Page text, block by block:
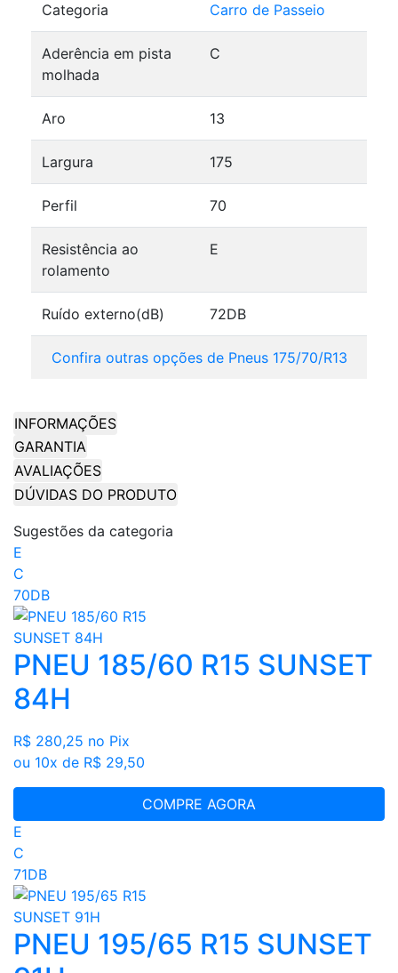
Categoria Carro de Passeio
Aderência em pista
molhada
C
Aro 13
Largura 175
Perfil 70
Resistência ao
rolamento
E
Ruído externo(dB) 72DB
Confira outras opções de Pneus 175/70/R13
INFORMAÇÕES
GARANTIA
AVALIAÇÕES
DÚVIDAS DO PRODUTO
Sugestões da categoria
E
C
70DB
PNEU 185/60 R15 SUNSET
84H
R$ 280,25 no Pix
ou 10x de R$ 29,50
COMPRE AGORA
E
C
71DB
PNEU 195/65 R15 SUNSET